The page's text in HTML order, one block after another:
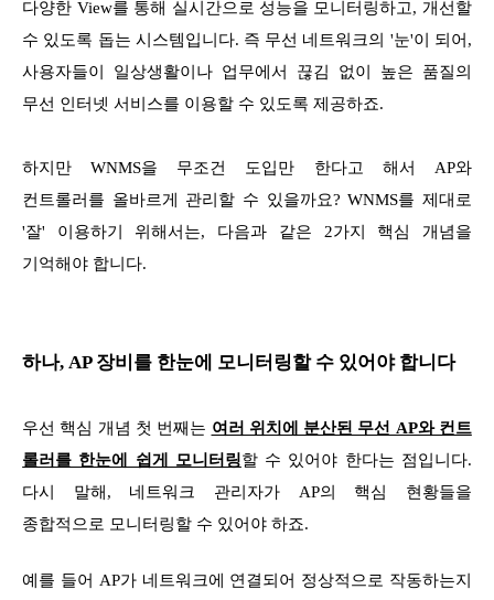
다양한 View를 통해 실시간으로 성능을 모니터링하고, 개선할
수 있도록 돕는 시스템입니다. 즉 무선 네트워크의 '눈'이 되어,
사용자들이 일상생활이나 업무에서 끊김 없이 높은 품질의
무선 인터넷 서비스를 이용할 수 있도록 제공하죠.
하지만 WNMS을 무조건 도입만 한다고 해서 AP와
컨트롤러를 올바르게 관리할 수 있을까요? WNMS를 제대로
'잘' 이용하기 위해서는, 다음과 같은 2가지 핵심 개념을
기억해야 합니다.
하나, AP 장비를 한눈에 모니터링할 수 있어야 합니다
우선 핵심 개념 첫 번째는 여러 위치에 분산된 무선 AP와 컨트
롤러를 한눈에 쉽게 모니터링할 수 있어야 한다는 점입니다.
다시 말해, 네트워크 관리자가 AP의 핵심 현황들을
종합적으로 모니터링할 수 있어야 하죠.
예를 들어 AP가 네트워크에 연결되어 정상적으로 작동하는지